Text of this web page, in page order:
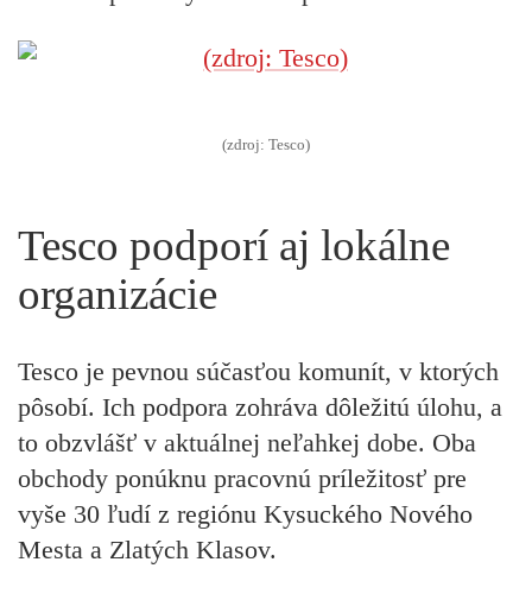
(zdroj: Tesco)
Tesco podporí aj lokálne
organizácie
Tesco je pevnou súčasťou komunít, v ktorých
pôsobí. Ich podpora zohráva dôležitú úlohu, a
to obzvlášť v aktuálnej neľahkej dobe. Oba
obchody ponúknu pracovnú príležitosť pre
vyše 30 ľudí z regiónu Kysuckého Nového
Mesta a Zlatých Klasov.